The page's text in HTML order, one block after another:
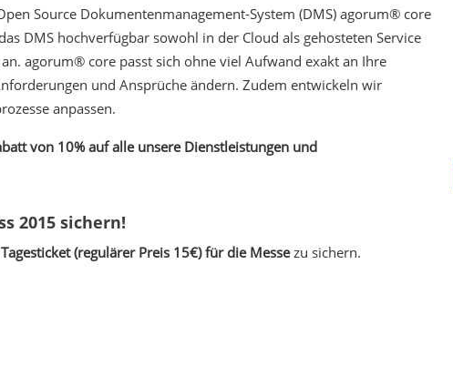
Source Dokumentenmanagement-System (DMS) agorum® core
DMS hochverfügbar sowohl in der Cloud als gehosteten Service
agorum® core passt sich ohne viel Aufwand exakt an Ihre
und Ansprüche ändern. Zudem entwickeln wir
anpassen.
von 10% auf alle unsere Dienstleistungen und
2015 sichern!
(regulärer Preis 15€) für die Messezu sichern.